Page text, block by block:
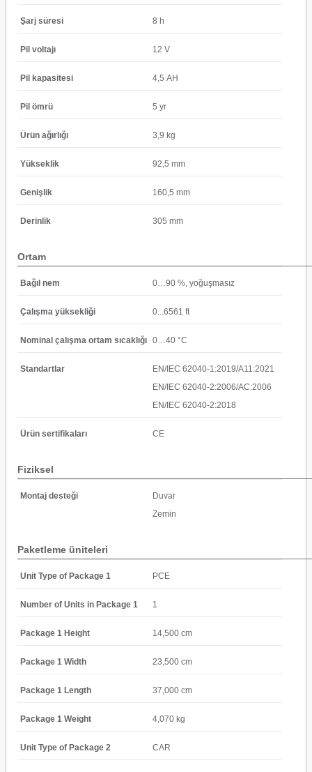
Şarj süresi 8 h
Pil voltajı 12 V
Pil kapasitesi 4,5 AH
Pil ömrü 5 yr
Ürün ağırlığı 3,9 kg
Yükseklik 92,5 mm
Genişlik 160,5 mm
Derinlik 305 mm
Ortam
Bağıl nem 0…90 %, yoğuşmasız
Çalışma yüksekliği 0...6561 ft
Nominal çalışma ortam sıcaklığı 0…40 °C
Standartlar
EN/IEC 62040-1:2019/A11:2021
EN/IEC 62040-2:2006/AC:2006
EN/IEC 62040-2:2018
Ürün sertifikaları CE
Fiziksel
Montaj desteği
Duvar
Zemin
Paketleme üniteleri
Unit Type of Package 1 PCE
Number of Units in Package 1 1
Package 1 Height 14,500 cm
Package 1 Width 23,500 cm
Package 1 Length 37,000 cm
Package 1 Weight 4,070 kg
Unit Type of Package 2 CAR